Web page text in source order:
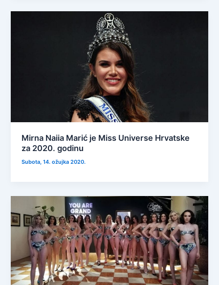
Mirna Naiia Marić je Miss Universe Hrvatske
za 2020. godinu
Subota, 14. ožujka 2020.